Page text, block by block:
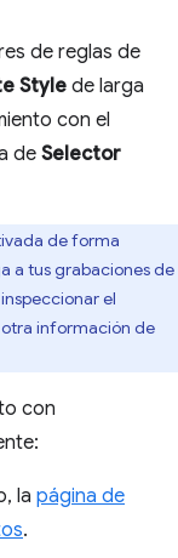
de reglas de
Style de larga
con el
de Selector
de forma
a tus grabaciones de
el
información de
con
la página de
.